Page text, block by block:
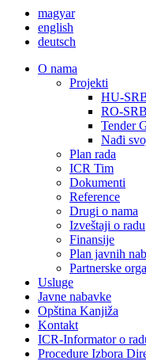
magyar
english
deutsch
О nama
Projekti
HU-
RO-
Tender
Nađi
Plan rada
ICR Tim
Dokumenti
Reference
Drugi o nama
Izveštaji o radu
Finansije
Plan javnih
Partnerske
Usluge
Javne nabavke
Opština Kanjiža
Kontakt
ICR-Informator o
Procedure Izbora